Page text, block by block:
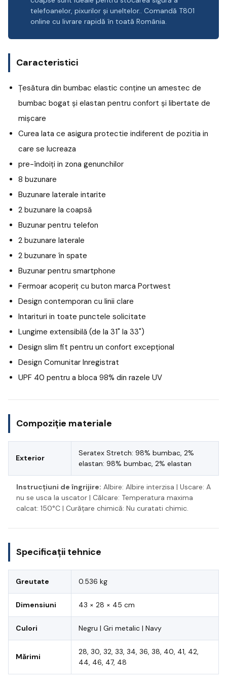
telefoanelor, pixurilor și uneltelor.. Comandă T801
online cu livrare rapidă în toată România.
Caracteristici
Țesătura din bumbac elastic conține un amestec de
bumbac bogat și elastan pentru confort și libertate de
mișcare
Curea lata ce asigura protectie indiferent de pozitia in
care se lucreaza
pre-îndoiți in zona genunchilor
8 buzunare
Buzunare laterale intarite
2 buzunare la coapsă
Buzunar pentru telefon
2 buzunare laterale
2 buzunare în spate
Buzunar pentru smartphone
Fermoar acoperiț cu buton marca Portwest
Design contemporan cu linii clare
Intarituri in toate punctele solicitate
Lungime extensibilă (de la 31" la 33")
Design slim fit pentru un confort excepțional
Design Comunitar Inregistrat
UPF 40 pentru a bloca 98% din razele UV
Compoziție materiale
Exterior
Seratex Stretch: 98% bumbac, 2%
elastan: 98% bumbac, 2% elastan
Instrucțiuni de îngrijire: Albire: Albire interzisa | Uscare: A
nu se usca la uscator | Călcare: Temperatura maxima
calcat: 150°C | Curățare chimică: Nu curatati chimic.
Specificații tehnice
Greutate 0.536 kg
Dimensiuni 43 × 28 × 45 cm
Culori Negru | Gri metalic | Navy
Mărimi
28, 30, 32, 33, 34, 36, 38, 40, 41, 42,
44, 46, 47, 48